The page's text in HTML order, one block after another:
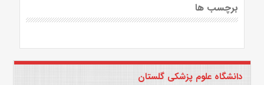
برچسب ها
دانشگاه علوم پزشکی گلستان